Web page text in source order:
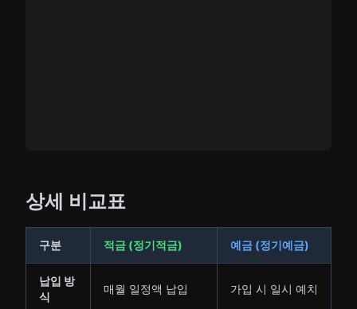
상세 비교표
구분 적금 (정기적금) 예금 (정기예금)
납입 방
식
매월 일정액 납입 가입 시 일시 예치